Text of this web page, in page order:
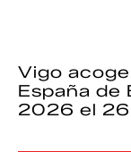
Vigo
España de
2026 el 26